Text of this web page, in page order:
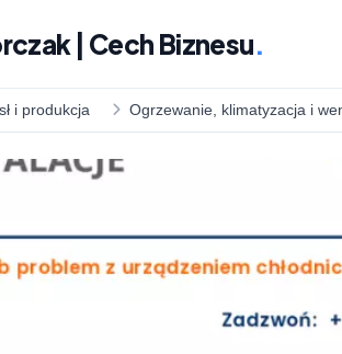
| Cech Biznesu.
i produkcja Ogrzewanie, klimatyzacja i